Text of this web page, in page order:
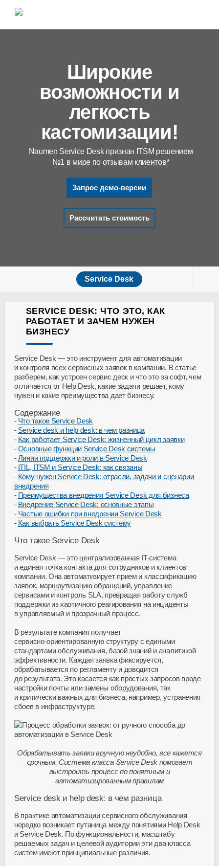
Широкие
возможности и
легкость
кастомизации!
Naumen Service Desk признан ITSM решением
№1 в мире по отзывам клиентов*
Запрос демо-версии
Рассчитать стоимость
Service Desk
SERVICE DESK: ЧТО ЭТО, КАК
РАБОТАЕТ И ЗАЧЕМ НУЖЕН
БИЗНЕСУ
Service Desk — это инструмент для автоматизации
и контроля всех сервисных заявок в компании. В статье
разберем, как устроен сервис деск и что это за софт, чем
отличается от Help Desk, какие задачи решает, кому
нужен и какие преимущества дает бизнесу.
Содержание
Что такое Service Desk
Service desk и help desk: в чем разница
Как работает Service Desk: жизненный цикл заявки
Основные функции Service Desk системы
Линии поддержки и роли в Service Desk
ITIL, ITSM и Service Desk: как связаны
Кому нужен Service Desk: отрасли, задачи и сценарии
внедрения
Преимущества внедрения Service Desk для бизнеса
Внедрение Service Desk: основные этапы
Частые ошибки при внедрении Service Desk
Как выбрать Service Desk систему
Что такое Service Desk
Service Desk — это централизованная IT-система
и единая точка контакта для сотрудников и клиентов
компании. Она автоматизирует прием и классификацию
заявок, маршрутизацию обращений, управление
сервисами и контроль SLA, превращая работу служб
поддержки из хаотичного реагирования на инциденты
в управляемый и прозрачный процесс.
В результате компания получает
сервисно-ориентированнуюструктуру с едиными
стандартами обслуживания, базой знаний и аналитикой
эффективности. Каждая заявка фиксируется,
обрабатывается по регламенту и доводится
до результата. Это касается как простых запросов вроде
настройки почты или замены оборудования, так
и критически важных для бизнеса, например, устранения
сбоев в инфраструктуре.
Обрабатывать заявки вручную неудобно, все кажется
срочным. Система класса Service Desk помогает
выстроить процесс по понятным и
автоматизированным правилам
Service desk и help desk: в чем разница
В практике автоматизации сервисного обслуживания
нередко возникает путаница между понятиями Help Desk
и Service Desk. По функциональности, масштабу
решаемых задач и целевой аудитории эти два класса
систем имеют принципиальные различия.